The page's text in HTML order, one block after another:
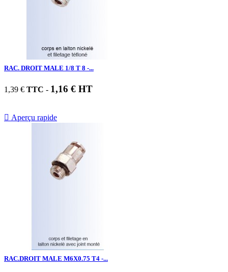
RAC. DROIT MALE 1/8 T 8 -...
1,39 € TTC - 1,16 € HT
 Aperçu rapide
RAC.DROIT MALE M6X0.75 T4 -...